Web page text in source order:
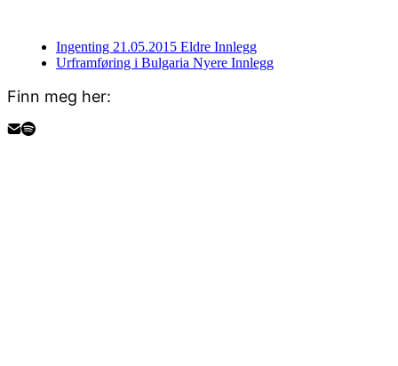
Ingenting 21.05.2015 Eldre Innlegg
Urframføring i Bulgaria Nyere Innlegg
Finn meg her: